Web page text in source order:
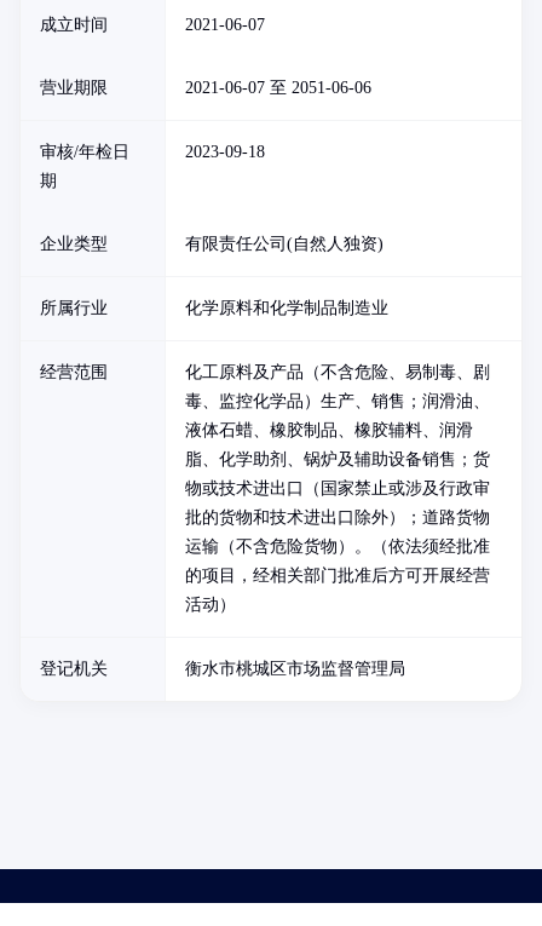
成立时间 2021-06-07
营业期限 2021-06-07 至 2051-06-06
审核/年检日
期
2023-09-18
企业类型 有限责任公司(自然人独资)
所属行业 化学原料和化学制品制造业
经营范围
化工原料及产品（不含危险、易制毒、剧
毒、监控化学品）生产、销售；润滑油、
液体石蜡、橡胶制品、橡胶辅料、润滑
脂、化学助剂、锅炉及辅助设备销售；货
物或技术进出口（国家禁止或涉及行政审
批的货物和技术进出口除外）；道路货物
运输（不含危险货物）。（依法须经批准
的项目，经相关部门批准后方可开展经营
活动）
登记机关 衡水市桃城区市场监督管理局